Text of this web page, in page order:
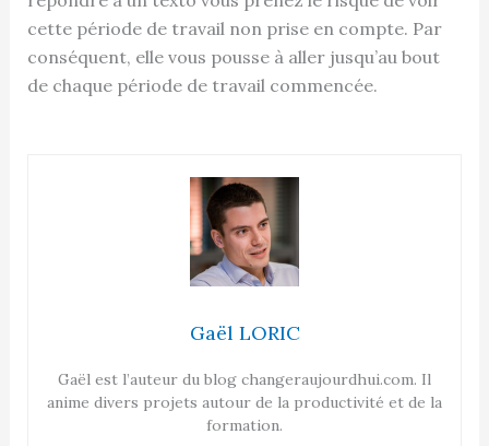
cette période de travail non prise en compte. Par
conséquent, elle vous pousse à aller jusqu’au bout
de chaque période de travail commencée.
Gaël LORIC
Gaël est l’auteur du blog changeraujourdhui.com. Il
anime divers projets autour de la productivité et de la
formation.